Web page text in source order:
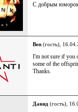
С добрым
Ben (гость),
I'm not sure if you
some of the
Thanks.
Давид (гость),